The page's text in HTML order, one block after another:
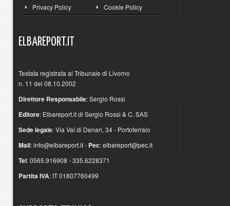
Privacy Policy Cookie Policy
ELBAREPORT.IT
Testata registrata al Tribunale di Livorno
n. 11 del 08.10.2002
Direttore Responsabile: Sergio Rossi
Editore: Elbareport.it di Sergio Rossi & C. SAS
Sede legale: Via Val di Denari, 34 - Portoferraio
Mail:info@elbareport.it- Pec:elbareport@pec.it
Tel: 0565.916908 - 335.6228371
Partita IVA: IT 01807760499